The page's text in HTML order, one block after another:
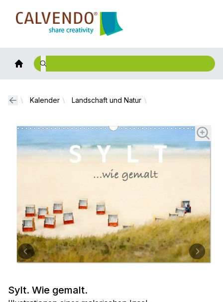
Calvendo
Kalender Landschaft und Natur
Sylt. Wie gemalt.